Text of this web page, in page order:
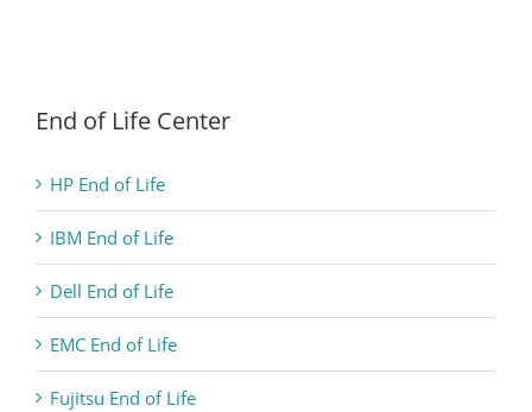
End of Life Center
HP End of Life
IBM End of Life
Dell End of Life
EMC End of Life
Fujitsu End of Life